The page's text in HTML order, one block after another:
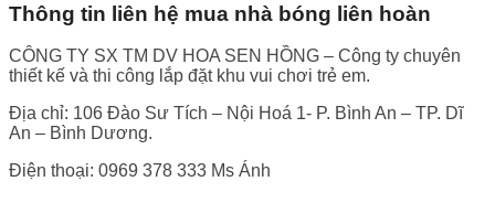
Thông tin liên hệ mua nhà bóng liên hoàn
CÔNG TY SX TM DV HOA SEN HỒNG – Công ty chuyên
thiết kế và thi công lắp đặt khu vui chơi trẻ em.
Địa chỉ: 106 Đào Sư Tích – Nội Hoá 1- P. Bình An – TP. Dĩ
An – Bình Dương.
Điện thoại: 0969 378 333 Ms Ánh